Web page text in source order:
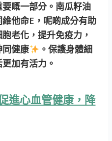
嘅一部分。南瓜籽油
他命E，呢啲成分有助
老化，提升免疫力，
健康
。保護身體細
加有活力。
進心血管健康，降